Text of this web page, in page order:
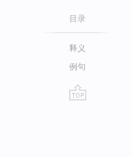
目录
释义
例句